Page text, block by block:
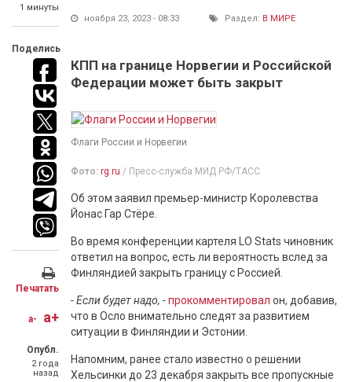
1 минуты
Поделись
Печатать
a- a+
Опубл.
2 года
назад
ноября 23, 2023 - 08:33 Раздел: В МИРЕ
КПП на границе Норвегии и Российской
Федерации может быть закрыт
Флаги России и Норвегии
Фото: rg.ru / Пресс-служба МИД РФ/ТАСС
Об этом заявил премьер-министр Королевства
Йонас Гар Стёре.
Во время конференции картеля LO Stats чиновник
ответил на вопрос, есть ли вероятность вслед за
Финляндией закрыть границу с Россией.
- Если будет надо, -прокомментировал он, добавив,
что в Осло внимательно следят за развитием
ситуации в Финляндии и Эстонии.
Напомним, ранее стало известно о решении
Хельсинки до 23 декабря закрыть все пропускные